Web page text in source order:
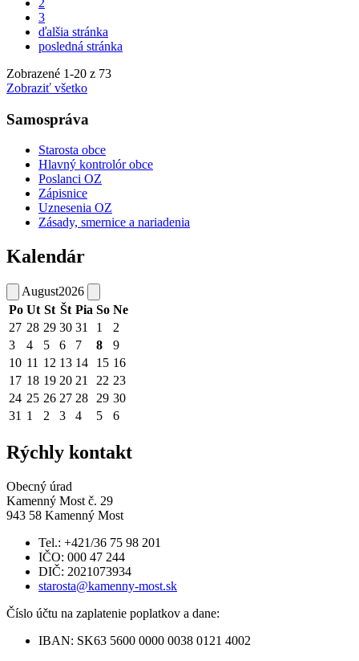
2
3
ďalšia stránka
posledná stránka
Zobrazené 1-20 z 73
Zobraziť všetko
Samospráva
Starosta obce
Hlavný kontrolór obce
Poslanci OZ
Zápisnice
Uznesenia OZ
Zásady, smernice a nariadenia
Kalendár
August2026
Po Ut St Št Pia So Ne
27 28 29 30 31 1
2
3
4 5 6 7 8
9
10 11 12 13 14 15 16
17 18 19 20 21 22 23
24 25 26 27 28 29 30
31 1 2 3 4 5 6
Rýchly kontakt
Obecný úrad
Kamenný Most č. 29
943 58 Kamenný Most
Tel.: +421/36 75 98 201
IČO: 000 47 244
DIČ: 2021073934
starosta@kamenny-most.sk
Číslo účtu na zaplatenie poplatkov a dane:
IBAN: SK63 5600 0000 0038 0121 4002